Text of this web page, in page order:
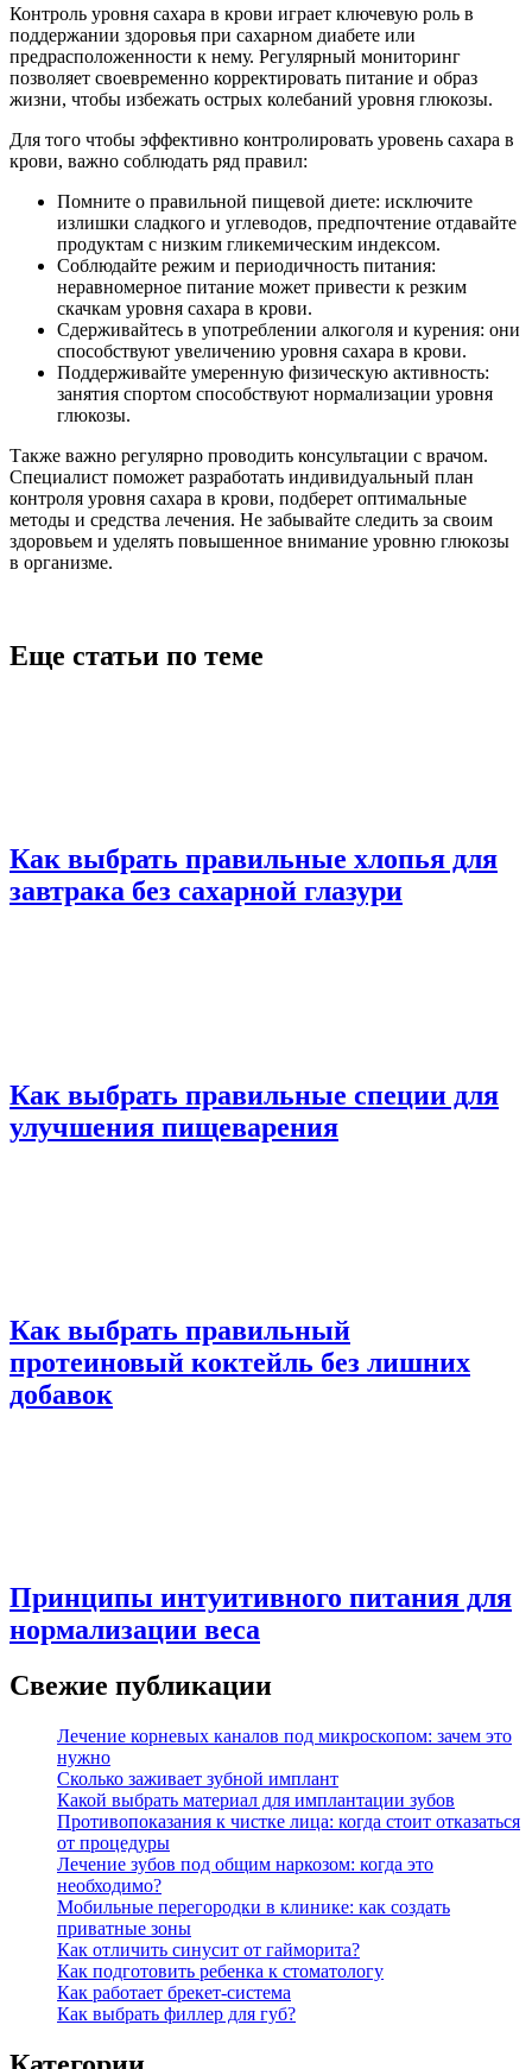
Контроль уровня сахара в крови играет ключевую роль в
поддержании здоровья при сахарном диабете или
предрасположенности к нему. Регулярный мониторинг
позволяет своевременно корректировать питание и образ
жизни, чтобы избежать острых колебаний уровня глюкозы.
Для того чтобы эффективно контролировать уровень сахара в
крови, важно соблюдать ряд правил:
Помните о правильной пищевой диете: исключите
излишки сладкого и углеводов, предпочтение отдавайте
продуктам с низким гликемическим индексом.
Соблюдайте режим и периодичность питания:
неравномерное питание может привести к резким
скачкам уровня сахара в крови.
Сдерживайтесь в употреблении алкоголя и курения: они
способствуют увеличению уровня сахара в крови.
Поддерживайте умеренную физическую активность:
занятия спортом способствуют нормализации уровня
глюкозы.
Также важно регулярно проводить консультации с врачом.
Специалист поможет разработать индивидуальный план
контроля уровня сахара в крови, подберет оптимальные
методы и средства лечения. Не забывайте следить за своим
здоровьем и уделять повышенное внимание уровню глюкозы
в организме.
Еще статьи по теме
Как выбрать правильные хлопья для
завтрака без сахарной глазури
Как выбрать правильные специи для
улучшения пищеварения
Как выбрать правильный
протеиновый коктейль без лишних
добавок
Принципы интуитивного питания для
нормализации веса
Свежие публикации
Лечение корневых каналов под микроскопом: зачем это
нужно
Сколько заживает зубной имплант
Какой выбрать материал для имплантации зубов
Противопоказания к чистке лица: когда стоит отказаться
от процедуры
Лечение зубов под общим наркозом: когда это
необходимо?
Мобильные перегородки в клинике: как создать
приватные зоны
Как отличить синусит от гайморита?
Как подготовить ребенка к стоматологу
Как работает брекет-система
Как выбрать филлер для губ?